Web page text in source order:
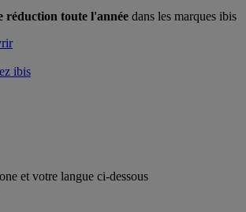
réduction toute l'année dans les marques ibis
ibis
et votre langue ci-dessous